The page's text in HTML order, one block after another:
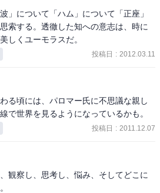
」について「ハム」について「正座」
索する。透徹した知への意志は、時に
しくユーモラスだ。
投稿日 : 2012.03.11
る頃には、パロマー氏に不思議な親し
で世界を見るようになっているかも。
投稿日 : 2011.12.07
観察し、思考し、悩み、そしてどこに